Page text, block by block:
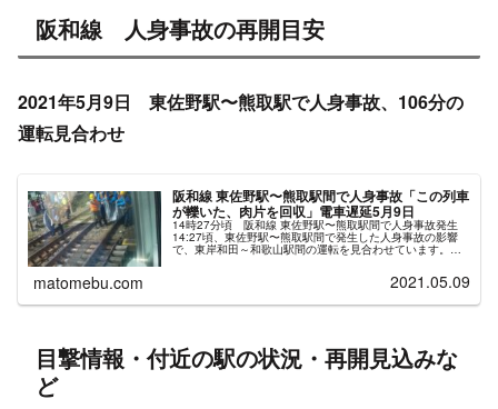
阪和線 人身事故の再開目安
2021年5月9日 東佐野駅〜熊取駅で人身事故、106分の
運転見合わせ
阪和線 東佐野駅〜熊取駅間で人身事故「この列車
が轢いた、肉片を回収」電車遅延5月9日
14時27分頃 阪和線 東佐野駅〜熊取駅間で人身事故発生
14:27頃、東佐野駅〜熊取駅間で発生した人身事故の影響
で、東岸和田～和歌山駅間の運転を見合わせています。目
matomebu.com 2021.05.09
目撃情報・付近の駅の状況・再開見込みな
ど